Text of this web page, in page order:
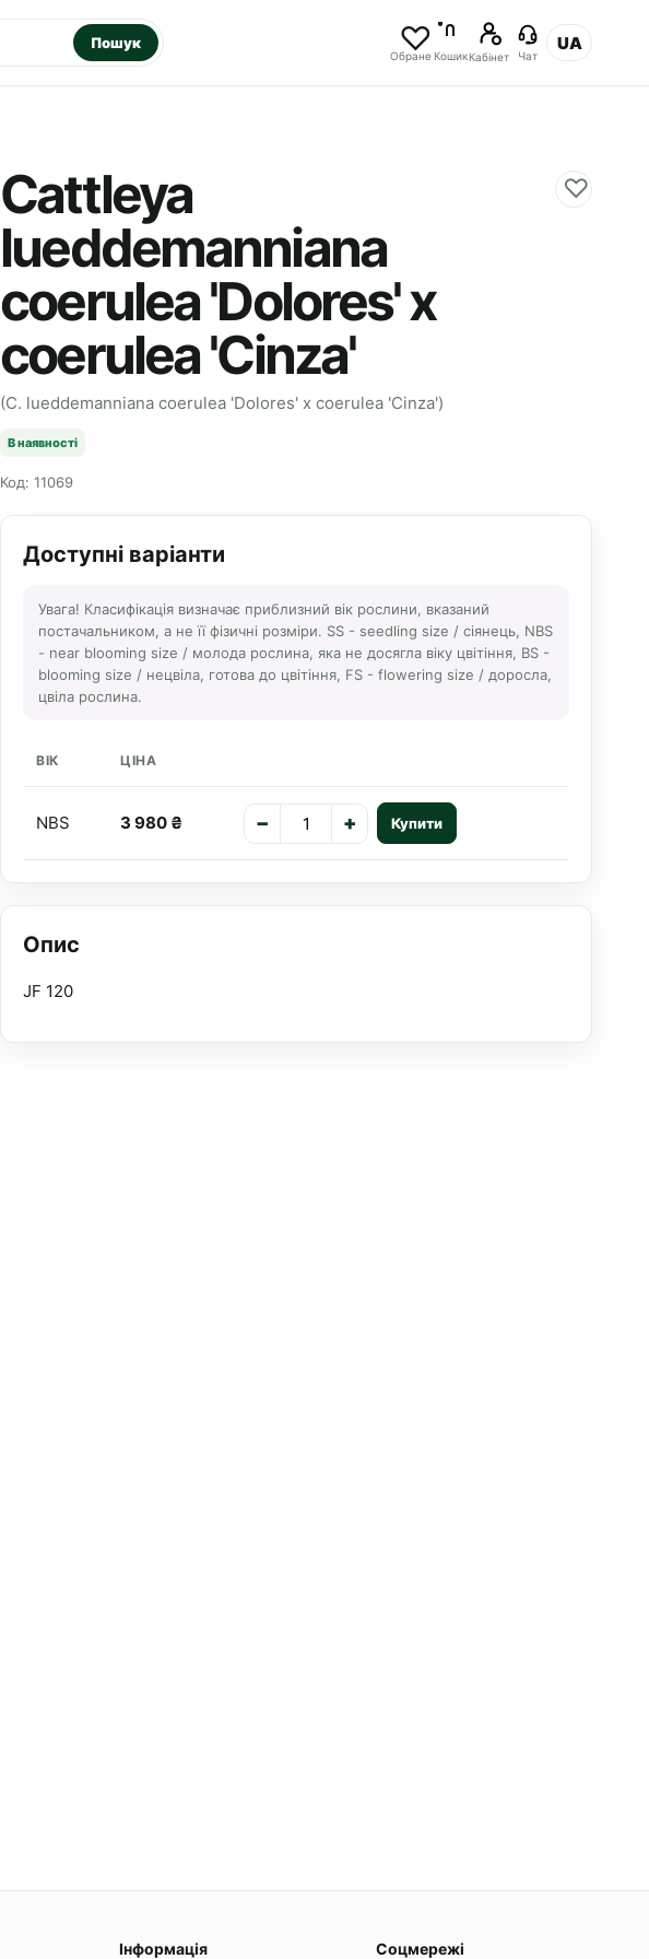
Пошук
Обране Кошик Кабінет Чат
UA
Cattleya
lueddemanniana
coerulea 'Dolores' x
coerulea 'Cinza'
♡
(C. lueddemanniana coerulea 'Dolores' x coerulea 'Cinza')
В наявності
Код: 11069
Доступні варіанти
Увага! Класифікація визначає приблизний вік рослини, вказаний
постачальником, а не її фізичні розміри. SS - seedling size / сіянець, NBS
- near blooming size / молода рослина, яка не досягла віку цвітіння, BS -
blooming size / нецвіла, готова до цвітіння, FS - flowering size / доросла,
цвіла рослина.
ВІК ЦІНА
NBS 3 980 ₴ − + Купити
Опис
JF 120
Інформація Соцмережі